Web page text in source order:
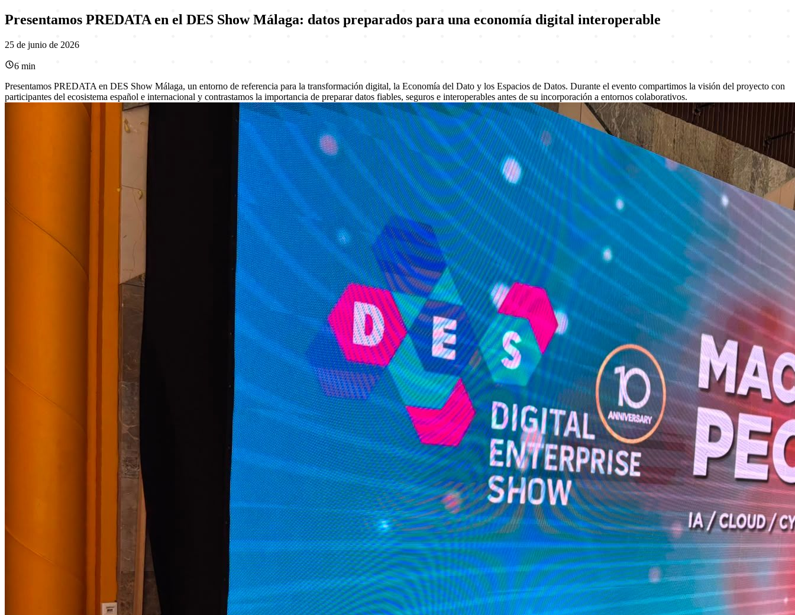
Presentamos PREDATA en el DES Show Málaga: datos preparados para una economía digital interoperable
25 de junio de 2026
6 min
Presentamos PREDATA en DES Show Málaga, un entorno de referencia para la transformación digital, la Economía del Dato y los Espacios de Datos. Durante el evento compartimos la visión del proyecto con
participantes del ecosistema español e internacional y contrastamos la importancia de preparar datos fiables, seguros e interoperables antes de su incorporación a entornos colaborativos.